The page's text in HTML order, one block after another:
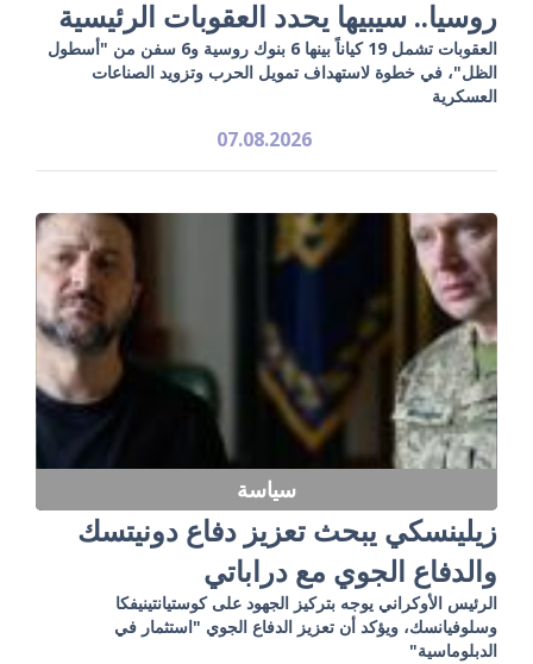
روسيا.. سيبيها يحدد العقوبات الرئيسية
العقوبات تشمل 19 كياناً بينها 6 بنوك روسية و6 سفن من "أسطول
الظل"، في خطوة لاستهداف تمويل الحرب وتزويد الصناعات
العسكرية
07.08.2026
سياسة
زيلينسكي يبحث تعزيز دفاع دونيتسك
والدفاع الجوي مع دراباتي
الرئيس الأوكراني يوجه بتركيز الجهود على كوستيانتينيفكا
وسلوفيانسك، ويؤكد أن تعزيز الدفاع الجوي "استثمار في
الدبلوماسية"